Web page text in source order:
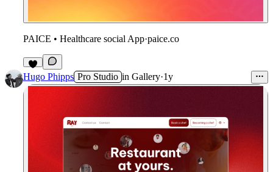
PAICE • Healthcare social App·paice.co
1
Hugo Phipps Pro Studio in Gallery·1y